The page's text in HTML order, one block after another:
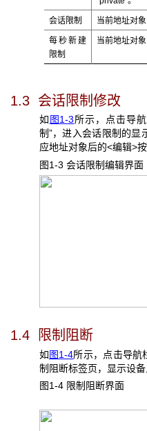
会话限制 当前地址对
每秒新建
限制
当前地址对
1.3 会话限制修改
如 图1-3所示，点击导
制”，进入会话限制的显
应地址对象后的<编辑>
图1-3 会话限制编辑界面
1.4 限制阻断
如图1-4所示，点击导航
制阻断标签页，显示设备
图1-4 限制阻断界面